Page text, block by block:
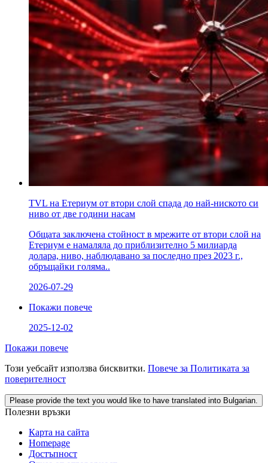
TVL на Етериум от втори слой спада до най-ниското си
ниво от две години насам
Общата заключена стойност в мрежите от втори слой на
Етериум е намаляла до приблизително 5 милиарда
долара, ниво, наблюдавано за последно през 2023 г.,
обръщайки голяма..
2026-07-29
Покажи повече
2025-12-02
Покажи повече
Този уебсайт използва бисквитки. Повече за Политиката за
поверителност
Please provide the text you would like to have translated into Bulgarian.
Полезни връзки
Карта на сайта
Homepage
Достъпност